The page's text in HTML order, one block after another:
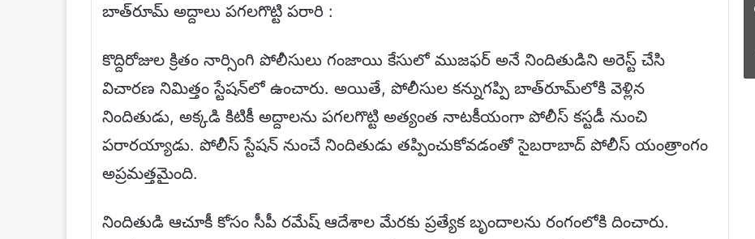
బాత్‌రూమ్ అద్దాలు పగలగొట్టి పరారి :
కొద్దిరోజుల క్రితం నార్సింగి పోలీసులు గంజాయి కేసులో ముజఫర్ అనే నిందితుడిని అరెస్ట్ చేసి
విచారణ నిమిత్తం స్టేషన్‌లో ఉంచారు. అయితే, పోలీసుల కన్నుగప్పి బాత్‌రూమ్‌లోకి వెళ్లిన
నిందితుడు, అక్కడి కిటికీ అద్దాలను పగలగొట్టి అత్యంత నాటకీయంగా పోలీస్ కస్టడీ నుంచి
పరారయ్యాడు. పోలీస్ స్టేషన్ నుంచే నిందితుడు తప్పించుకోవడంతో సైబరాబాద్ పోలీస్ యంత్రాంగం
అప్రమత్తమైంది.
నిందితుడి ఆచూకీ కోసం సీపీ రమేష్ ఆదేశాల మేరకు ప్రత్యేక బృందాలను రంగంలోకి దించారు.